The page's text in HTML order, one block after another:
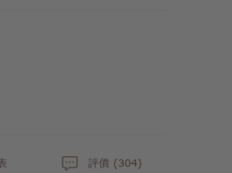
評價 (304)